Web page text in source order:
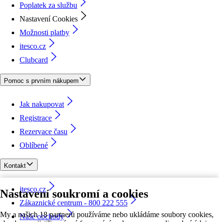
Nastavení soukromí a cookies
My a našich 18 partnerů používáme nebo ukládáme soubory cookies,
Poplatek za službu
Nastavení Cookies
Možnosti platby
itesco.cz
Clubcard
Pomoc s prvním nákupem
Jak nakupovat
Registrace
Rezervace času
Oblíbené
Kontakt
itesco.cz
Zákaznické centrum - 800 222 555
Naše obchody